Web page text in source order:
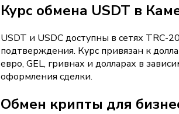
Курс обмена USDT в
USDT и USDC доступны в сетях TRC-
подтверждения. Курс привязан к
евро, GEL, гривнах и долларах в
оформления сделки.
Обмен крипты для